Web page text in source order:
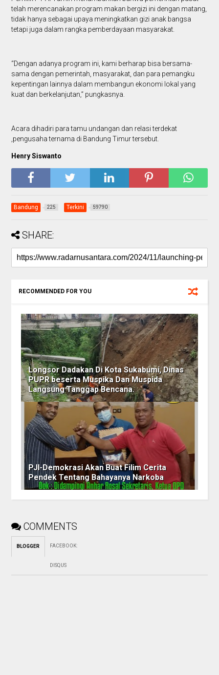
telah merencanakan program makan bergizi ini dengan matang,
tidak hanya sebagai upaya meningkatkan gizi anak bangsa
tetapi juga dalam rangka pemberdayaan masyarakat.
“Dengan adanya program ini, kami berharap bisa bersama-
sama dengan pemerintah, masyarakat, dan para pemangku
kepentingan lainnya dalam membangun ekonomi lokal yang
kuat dan berkelanjutan,” pungkasnya.
Acara dihadiri para tamu undangan dan relasi terdekat
,pengusaha ternama di Bandung Timur tersebut.
Henry Siswanto
Bandung 225 Terkini 59790
SHARE:
RECOMMENDED FOR YOU
Longsor Dadakan Di Kota Sukabumi, Dinas
PUPR beserta Muspika Dan Muspida
Langsung Tanggap Bencana.
PJI-Demokrasi Akan Buat Filim Cerita
Pendek Tentang Bahayanya Narkoba
COMMENTS
BLOGGER FACEBOOK:
DISQUS